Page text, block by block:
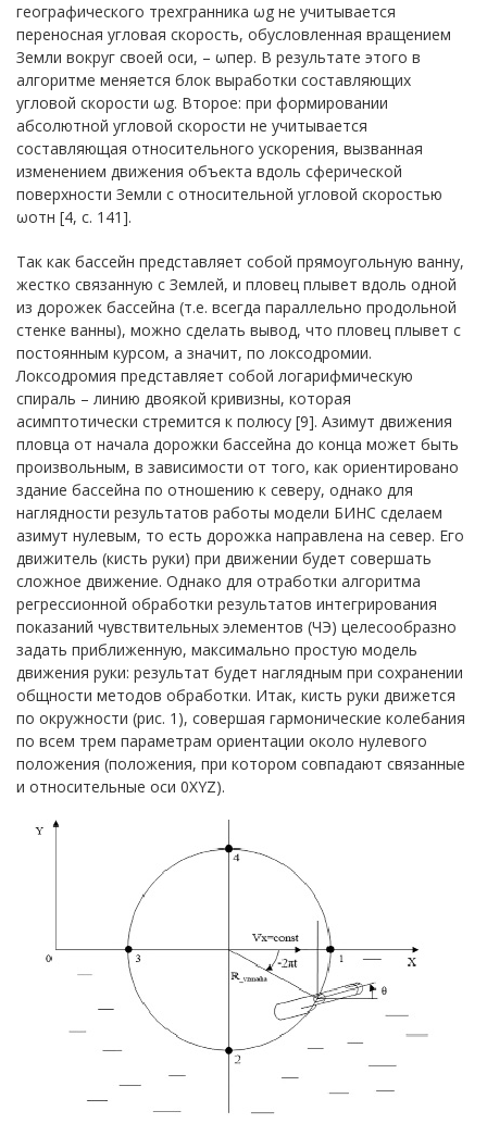
географического трехгранника ωg не учитывается
переносная угловая скорость, обусловленная вращением
Земли вокруг своей оси, – ωпер. В результате этого в
алгоритме меняется блок выработки составляющих
угловой скорости ωg. Второе: при формировании
абсолютной угловой скорости не учитывается
составляющая относительного ускорения, вызванная
изменением движения объекта вдоль сферической
поверхности Земли с относительной угловой скоростью
ωотн [4, с. 141].
Так как бассейн представляет собой прямоугольную ванну,
жестко связанную с Землей, и пловец плывет вдоль одной
из дорожек бассейна (т.е. всегда параллельно продольной
стенке ванны), можно сделать вывод, что пловец плывет с
постоянным курсом, а значит, по локсодромии.
Локсодромия представляет собой логарифмическую
спираль – линию двоякой кривизны, которая
асимптотически стремится к полюсу [9]. Азимут движения
пловца от начала дорожки бассейна до конца может быть
произвольным, в зависимости от того, как ориентировано
здание бассейна по отношению к северу, однако для
наглядности результатов работы модели БИНС сделаем
азимут нулевым, то есть дорожка направлена на север. Его
движитель (кисть руки) при движении будет совершать
сложное движение. Однако для отработки алгоритма
регрессионной обработки результатов интегрирования
показаний чувствительных элементов (ЧЭ) целесообразно
задать приближенную, максимально простую модель
движения руки: результат будет наглядным при сохранении
общности методов обработки. Итак, кисть руки движется
по окружности (рис. 1), совершая гармонические колебания
по всем трем параметрам ориентации около нулевого
положения (положения, при котором совпадают связанные
и относительные оси 0XYZ).